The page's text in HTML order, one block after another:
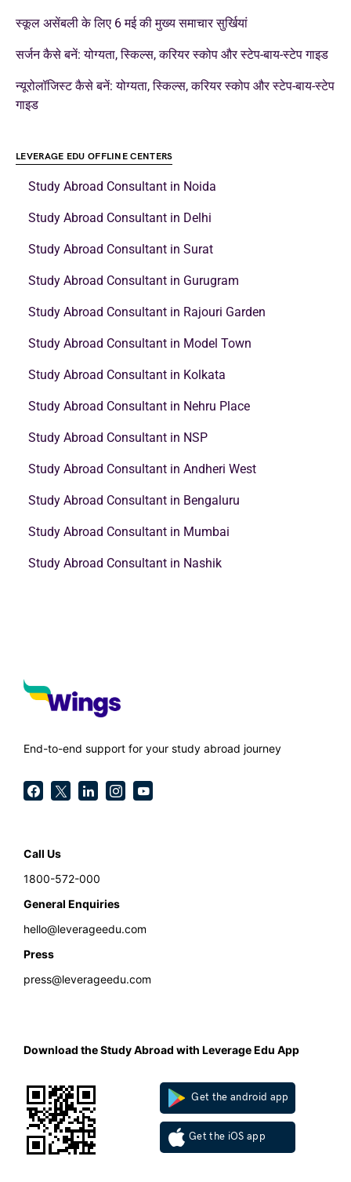
स्कूल असेंबली के लिए 6 मई की मुख्य समाचार सुर्खियां
सर्जन कैसे बनें: योग्यता, स्किल्स, करियर स्कोप और स्टेप-बाय-स्टेप गाइड
न्यूरोलॉजिस्ट कैसे बनें: योग्यता, स्किल्स, करियर स्कोप और स्टेप-बाय-स्टेप
गाइड
LEVERAGE EDU OFFLINE CENTERS
Study Abroad Consultant in Noida
Study Abroad Consultant in Delhi
Study Abroad Consultant in Surat
Study Abroad Consultant in Gurugram
Study Abroad Consultant in Rajouri Garden
Study Abroad Consultant in Model Town
Study Abroad Consultant in Kolkata
Study Abroad Consultant in Nehru Place
Study Abroad Consultant in NSP
Study Abroad Consultant in Andheri West
Study Abroad Consultant in Bengaluru
Study Abroad Consultant in Mumbai
Study Abroad Consultant in Nashik
End-to-end support for your study abroad journey
Call Us
1800-572-000
General Enquiries
hello@leverageedu.com
Press
press@leverageedu.com
Download the Study Abroad with Leverage Edu App
Get the android app
Get the iOS app